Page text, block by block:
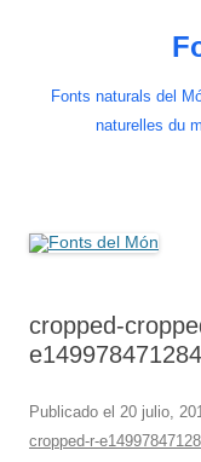
Fonts naturals del
naturelles du
cropped-
Publicado el 20 julio,
cropped-r-